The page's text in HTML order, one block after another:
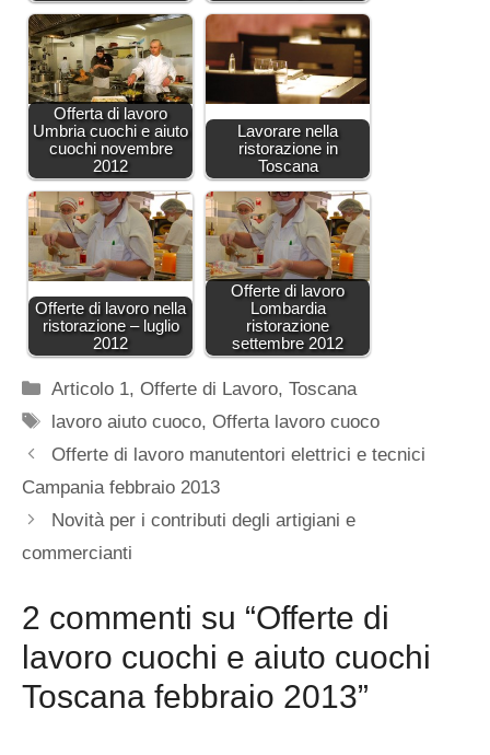
Offerta di lavoro
Umbria cuochi e aiuto
cuochi novembre
2012
Lavorare nella
ristorazione in
Toscana
Offerte di lavoro nella
ristorazione – luglio
2012
Offerte di lavoro
Lombardia
ristorazione
settembre 2012
Categorie
Articolo 1,Offerte di Lavoro,Toscana
Tag
lavoro aiuto cuoco,Offerta lavoro cuoco
Offerte di lavoro manutentori elettrici e tecnici
Campania febbraio 2013
Novità per i contributi degli artigiani e
commercianti
2 commenti su “Offerte di
lavoro cuochi e aiuto cuochi
Toscana febbraio 2013”